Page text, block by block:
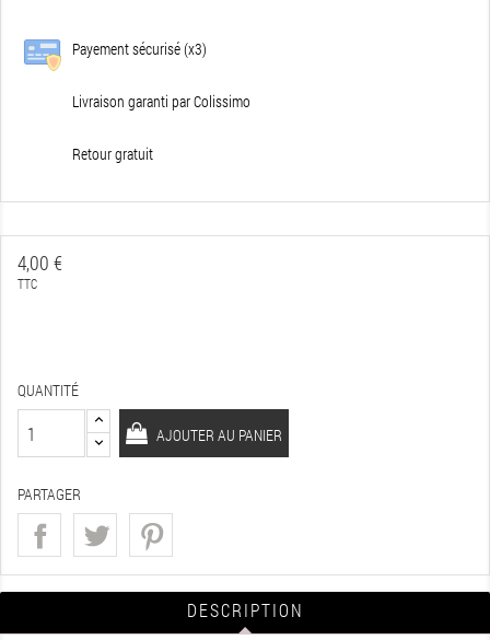
Payement sécurisé (x3)
Livraison garanti par Colissimo
Retour gratuit
4,00 €
TTC
QUANTITÉ
AJOUTER AU PANIER
PARTAGER
DESCRIPTION